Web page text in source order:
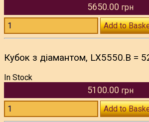
5650.00 грн
Add to
Кубок з діамантом, LX5550.B =
In Stock
5100.00 грн
Add to